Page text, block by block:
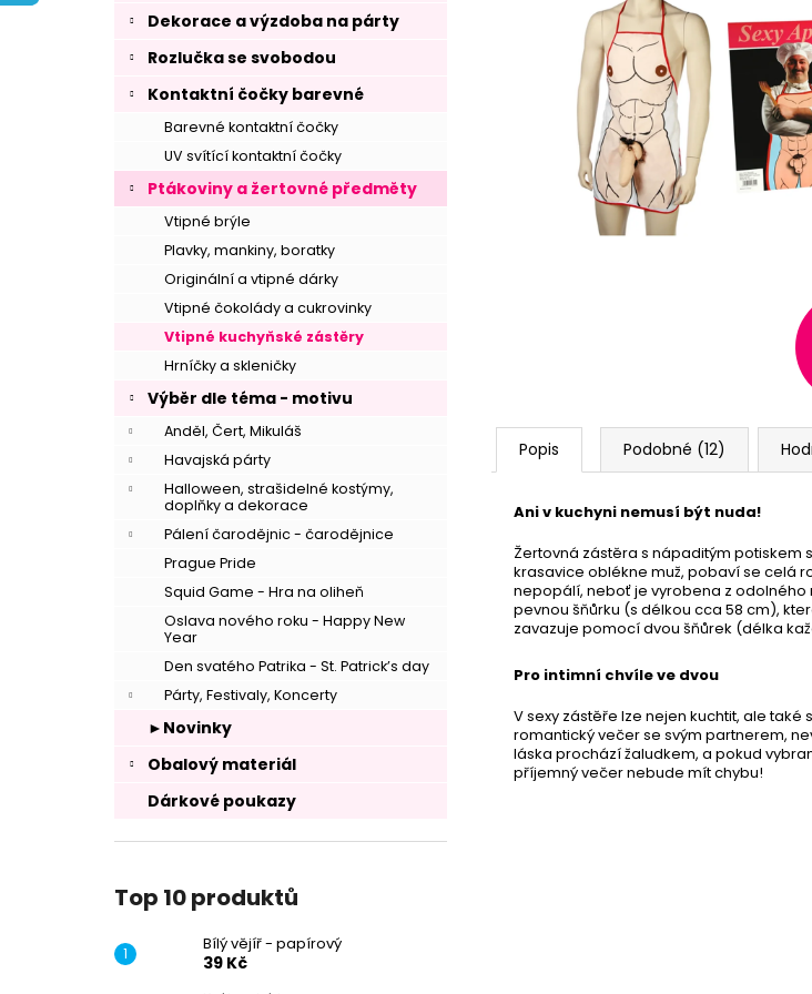
Dekorace a výzdoba na párty
Rozlučka se svobodou
Kontaktní čočky barevné
Barevné kontaktní čočky
UV svítící kontaktní čočky
Ptákoviny a žertovné předměty
Vtipné brýle
Plavky, mankiny, boratky
Originální a vtipné dárky
Vtipné čokolády a cukrovinky
Vtipné kuchyňské zástěry
Hrníčky a skleničky
Výběr dle téma - motivu
Anděl, Čert, Mikuláš
Havajská párty
Halloween, strašidelné kostýmy,
doplňky a dekorace
Pálení čarodějnic - čarodějnice
Prague Pride
Squid Game - Hra na oliheň
Oslava nového roku - Happy New
Year
Den svatého Patrika - St. Patrick’s day
Párty, Festivaly, Koncerty
►Novinky
Obalový materiál
Dárkové poukazy
Top 10 produktů
Bílý vějíř - papírový
39 Kč
Popis Podobné (12)
Ani v kuchyni nemusí být nuda!
Žertovná zástěra s nápaditým potiskem
krasavice oblékne muž, pobaví se celá
nepopálí, neboť je vyrobena z odolného
pevnou šňůrku (s délkou cca 58 cm),
zavazuje pomocí dvou šňůrek (délka
Pro intimní chvíle ve dvou
V sexy zástěře lze nejen kuchtit, ale
romantický večer se svým partnerem,
láska prochází žaludkem, a pokud
příjemný večer nebude mít chybu!